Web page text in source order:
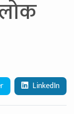
LinkedIn